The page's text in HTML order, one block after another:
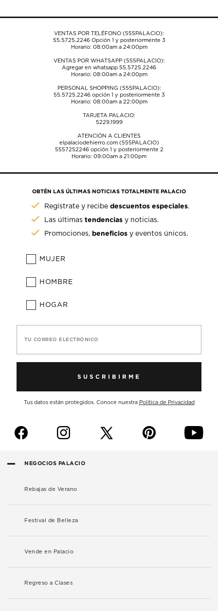
VENTAS POR TELÉFONO (555PALACIO):
55.5725.2246Opción 1 y posteriormente 3
Horario: 08:00am a 24:00pm
VENTAS POR WHATSAPP (555PALACIO):
Agregar en whatsapp 55.5725.2246
Horario: 08:00am a 24:00pm
PERSONAL SHOPPING (555PALACIO):
55.5725.2246opción 1 y posteriormente 3
Horario: 08:00am a 22:00pm
TARJETA PALACIO:
5229.1999
ATENCIÓN A CLIENTES
elpalaciodehierro.com (555PALACIO)
5557252246opción 1 y posteriormente 2
Horario: 09:00am a 21:00pm
OBTÉN LAS ÚLTIMAS NOTICIAS TOTALMENTE PALACIO
Regístrate y recibedescuentos especiales.
Las últimastendencias y noticias.
Promociones, beneficios y eventos únicos.
MUJER
HOMBRE
HOGAR
TU CORREO ELECTRÓNICO
SUSCRIBIRME
Tus datos están protegidos. Conoce nuestra Política de Privacidad
f i p y
NEGOCIOS PALACIO
Rebajas de Verano
Festival de Belleza
Vende en Palacio
Regreso a Clases